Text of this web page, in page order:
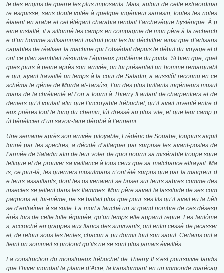
le des engins de guerre les plus imposants. Mais, autour de cette extraordinai
re esquisse, sans doute volée à quelque ingénieur sarrasin, toutes les notes
étaient en arabe et cet élégant charabia rendait l’archevêque hystérique.À p
eine installé, il a sillonné les camps en compagnie de mon père à la recherch
e d’un homme suffisamment instruit pour les lui déchiffrer ainsi que d’artisans
capables de réaliser la machine qui l’obsédait depuis le début du voyage et d
ont ce plan semblait résoudre l’épineux problème du poids. Si bien que, quel
ques jours à peine après son arrivée, on lui présentait un homme remarquabl
e qui, ayant travaillé un temps à la cour de Saladin, a aussitôt reconnu en ce
schéma le génie de Murda al-Tarsûsi, l’un des plus brillants ingénieurs musul
mans de la chrétienté et l’on a fourni à Thierry II autant de charpentiers et de
deniers qu’il voulait afin que l’incroyable trébuchet, qu’il avait inventé entre d
eux prières tout le long du chemin, fût dressé au plus vite, et que leur camp p
ût bénéficier d’un savoir-faire dérobé à l’ennemi.
Une semaine après son arrivée pitoyable, Frédéric de Souabe, toujours aiguil
lonné par les spectres, a décidé d’attaquer par surprise les avant-postes de
l’armée de Saladin afin de leur voler de quoi nourrir sa misérable troupe sque
lettique et de prouver sa vaillance à tous ceux que sa malchance effrayait. Ma
is, ce jour-là, les guerriers musulmans n’ont été surpris que par la maigreur d
e leurs assaillants, dont les os venaient se briser sur leurs sabres comme des
insectes se jettent dans les flammes. Mon père savait la lassitude de ses com
pagnons et, lui-même, ne se battait plus que pour ses fils qu’il avait eu la bêti
se d’entraîner à sa suite. La mort a fauché un si grand nombre de ces désesp
érés lors de cette folle équipée, qu’un temps elle apparut repue. Les fantôme
s, accroché en grappes aux flancs des survivants, ont enfin cessé de jacasser
et, de retour sous les tentes, chacun a pu dormir tout son saoul. Certains ont a
tteint un sommeil si profond qu’ils ne se sont plus jamais éveillés.
La construction du monstrueux trébuchet de Thierry II s’est poursuivie tandis
que l’hiver inondait la plaine d’Acre, la transformant en un immonde marécag